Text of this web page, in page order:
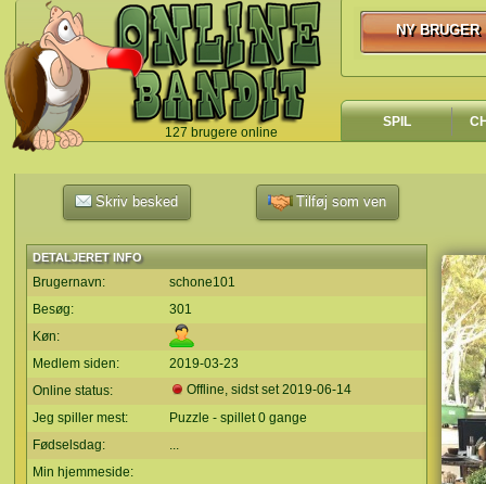
127 brugere online
`
NY BRUGER
NY BRUGER
SPIL
Skriv besked Tilføj som ven
DETALJERET INFO
Brugernavn:
schone101
Besøg:
301
Køn:
Medlem siden:
2019-03-23
Online status:
Offline, sidst set2019-06-14
Jeg spiller mest:
Puzzle - spillet 0 gange
Fødselsdag:
...
Min hjemmeside: